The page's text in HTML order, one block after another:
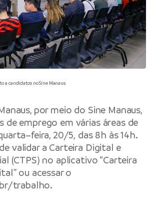
a candidatos no Sine Manaus
, por meio do Sine Manaus,
de emprego em várias áreas de
20/5, das 8h às 14h.
validar a Carteira Digital e
(CTPS) no aplicativo “Carteira
ou acessar o
trabalho.